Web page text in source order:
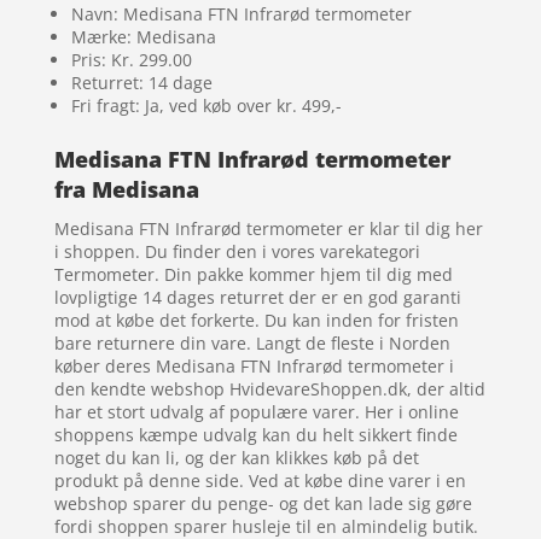
Navn: Medisana FTN Infrarød termometer
Mærke: Medisana
Pris: Kr. 299.00
Returret: 14 dage
Fri fragt: Ja, ved køb over kr. 499,-
Medisana FTN Infrarød termometer
fra Medisana
Medisana FTN Infrarød termometer er klar til dig her
i shoppen. Du finder den i vores varekategori
Termometer. Din pakke kommer hjem til dig med
lovpligtige 14 dages returret der er en god garanti
mod at købe det forkerte. Du kan inden for fristen
bare returnere din vare. Langt de fleste i Norden
køber deres Medisana FTN Infrarød termometer i
den kendte webshop HvidevareShoppen.dk, der altid
har et stort udvalg af populære varer. Her i online
shoppens kæmpe udvalg kan du helt sikkert finde
noget du kan li, og der kan klikkes køb på det
produkt på denne side. Ved at købe dine varer i en
webshop sparer du penge- og det kan lade sig gøre
fordi shoppen sparer husleje til en almindelig butik.